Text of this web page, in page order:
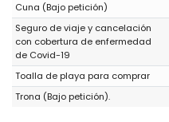
(Texto original)
Appartement très agréable
(Traducido por Google)
Apartamento muy
Cuna (Bajo petición)
Seguro de viaje y cancelación
con cobertura de enfermedad
de Covid-19
Toalla de playa para comprar
Trona (Bajo petición).